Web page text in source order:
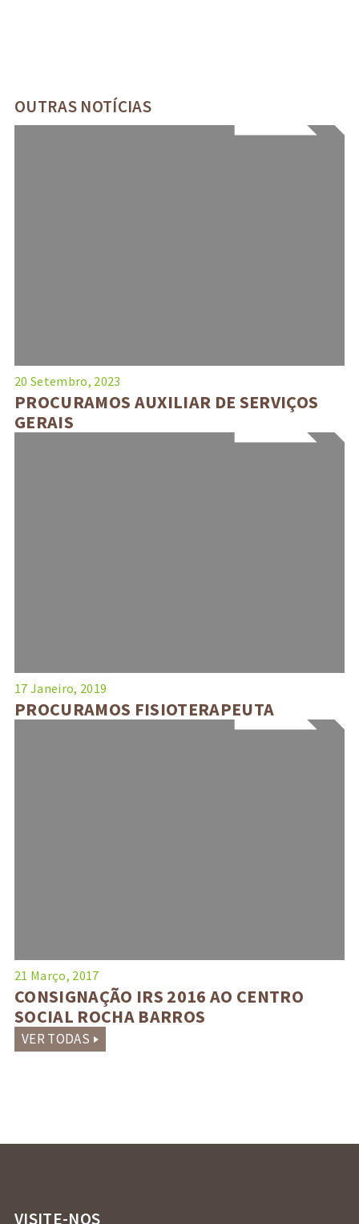
OUTRAS NOTÍCIAS
20 Setembro, 2023
PROCURAMOS AUXILIAR DE SERVIÇOS
GERAIS
17 Janeiro, 2019
PROCURAMOS FISIOTERAPEUTA
21 Março, 2017
CONSIGNAÇÃO IRS 2016 AO CENTRO
SOCIAL ROCHA BARROS
VER TODAS
VISITE-NOS